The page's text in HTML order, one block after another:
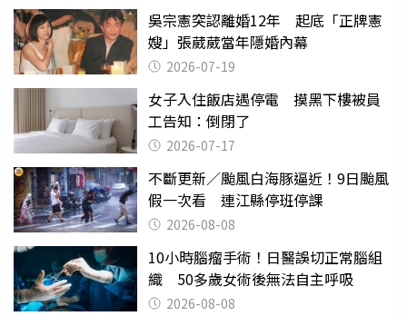
吳宗憲突認離婚12年 起底「正牌憲
嫂」張葳葳當年隱婚內幕
2026-07-19
女子入住飯店遇停電 摸黑下樓被員
工告知：倒閉了
2026-07-17
不斷更新／颱風白海豚逼近！9日颱風
假一次看 連江縣停班停課
2026-08-08
10小時腦瘤手術！日醫誤切正常腦組
織 50多歲女術後無法自主呼吸
2026-08-08